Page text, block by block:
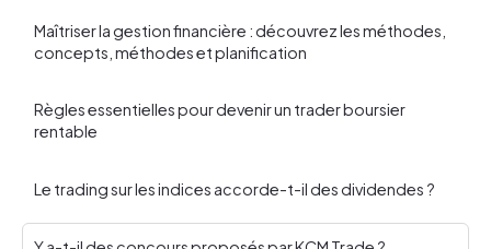
Maîtriser la gestion financière : découvrez les méthodes,
concepts, méthodes et planification
Règles essentielles pour devenir un trader boursier
rentable
Le trading sur les indices accorde-t-il des dividendes ?